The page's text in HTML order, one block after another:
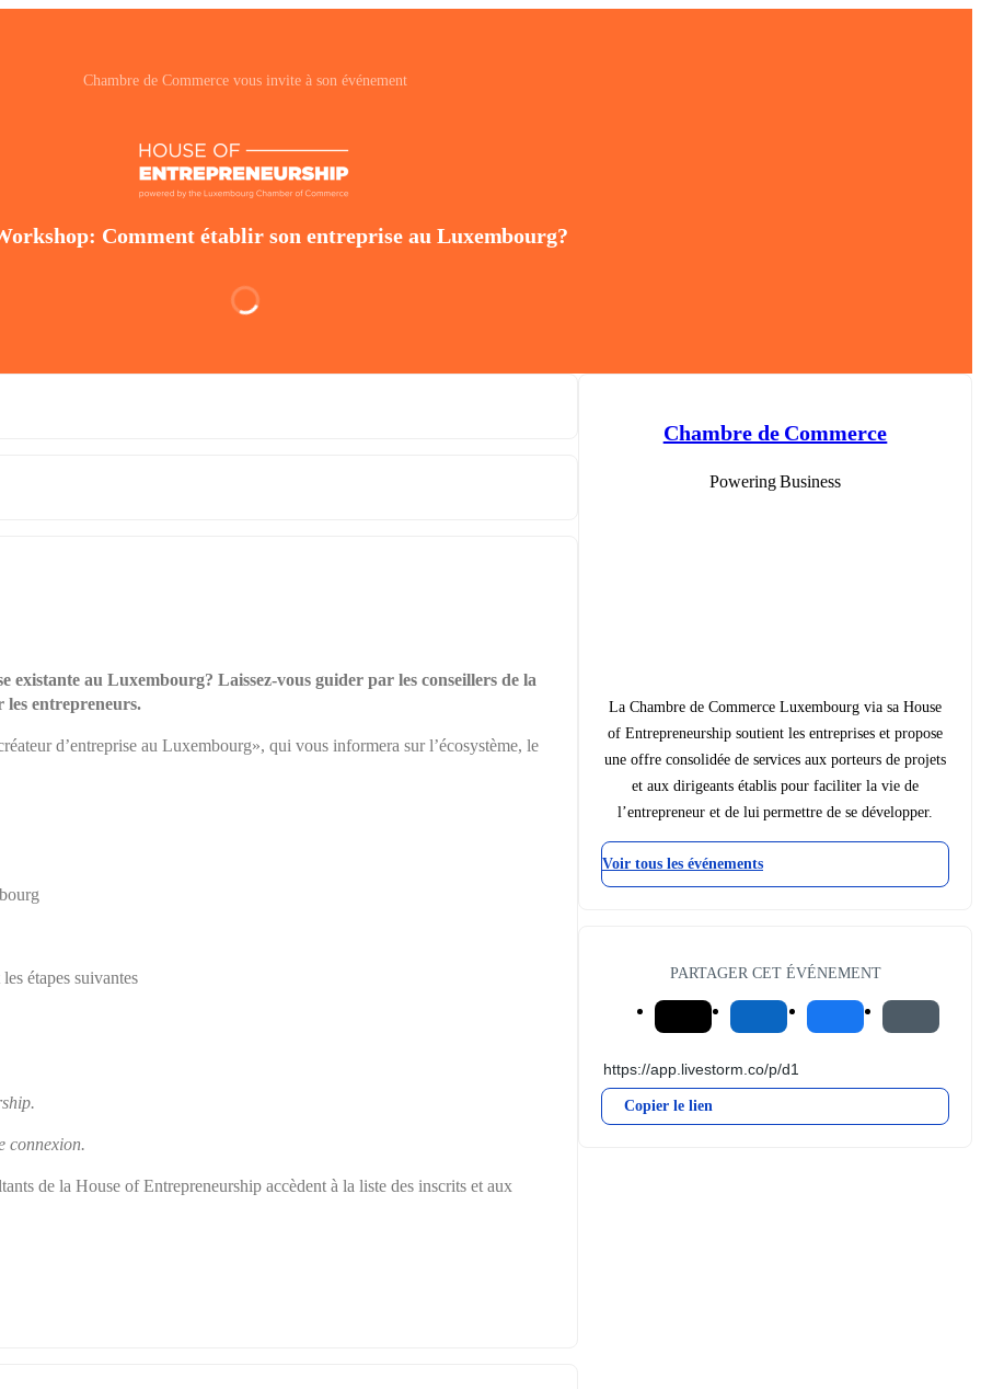
Chambre de Commerce vous invite à son événement
Comment établir son entreprise au Luxembourg?
existante au Luxembourg? Laissez-vous guider par les conseillers de la
les entrepreneurs.
d’entreprise au Luxembourg», qui vous informera sur l’écosystème, le
étapes suivantes
connexion.
de la House of Entrepreneurship accèdent à la liste des inscrits et aux
Chambre de Commerce
Powering Business
La Chambre de Commerce Luxembourg via sa House
of Entrepreneurship soutient les entreprises et propose
une offre consolidée de services aux porteurs de projets
et aux dirigeants établis pour faciliter la vie de
l’entrepreneur et de lui permettre de se développer.
Voir tous les événements
PARTAGER CET ÉVÉNEMENT
Copier le lien